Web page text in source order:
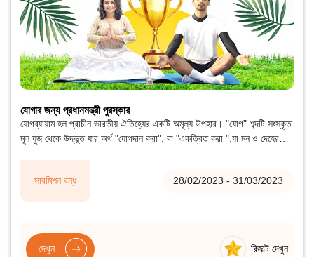
সাবমিশন বন্ধ 28/02/2023 - 31/03/2023
যোগার জন্য প্রধানমন্ত্রী পুরস্কার
যোগব্যায়াম হল প্রাচীন ভারতীয় ঐতিহ্যের একটি অমূল্য উপহার। "যোগ" শব্দটি সংস্কৃত
মূল যুজ থেকে উদ্ভূত যার অর্থ "যোগদান করা", বা "একত্রিত করা ",যা মন ও দেহের
দেখুন রিজাল্ট দেখুন